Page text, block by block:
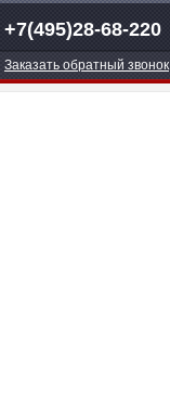
+7(495)28-68-220
Заказать обратный звонок